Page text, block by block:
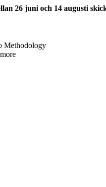
26 juni och 14 augusti
Methodology